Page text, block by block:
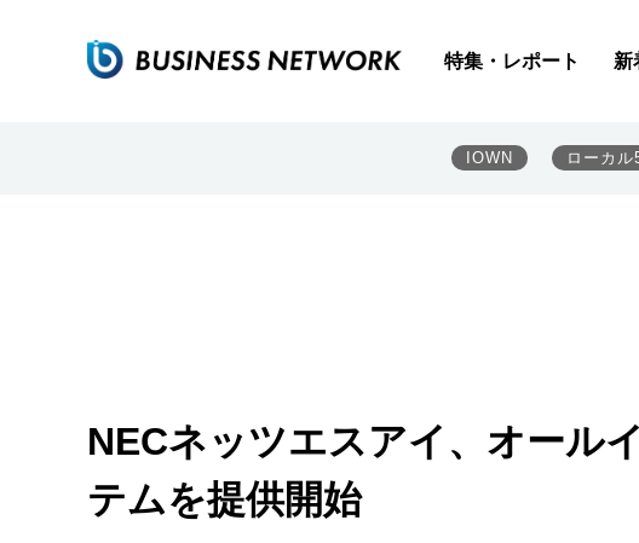
特集・レポート 新
IOWN ローカル
NECネッツエスアイ、オール
テムを提供開始